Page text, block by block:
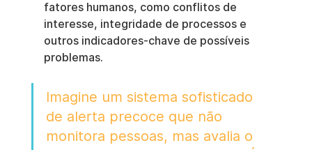
fatores humanos, como conflitos de
interesse, integridade de processos e
outros indicadores-chave de possíveis
problemas.
Imagine um sistema sofisticado
de alerta precoce que não
monitora pessoas, mas avalia o